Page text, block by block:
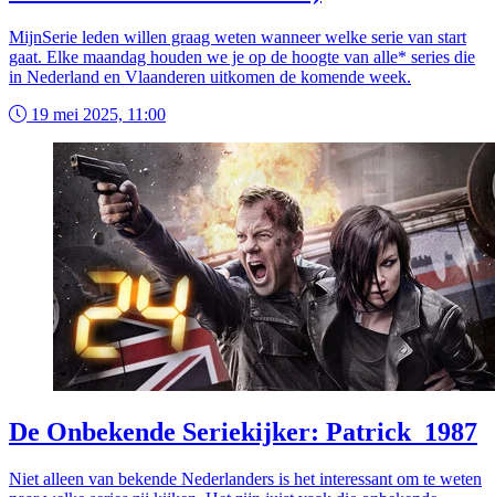
MijnSerie leden willen graag weten wanneer welke serie van start
gaat. Elke maandag houden we je op de hoogte van alle* series die
in Nederland en Vlaanderen uitkomen de komende week.
19 mei 2025, 11:00
De Onbekende Seriekijker: Patrick_1987
Niet alleen van bekende Nederlanders is het interessant om te weten